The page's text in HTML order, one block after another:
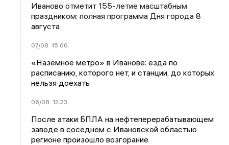
Иваново отметит 155-летие масштабным
праздником: полная программа Дня города 8
августа
07/08 15:00
«Наземное метро» в Иванове: езда по
расписанию, которого нет, и станции, до которых
нельзя доехать
06/08 12:23
После атаки БПЛА на нефтеперерабатывающем
заводе в соседнем с Ивановской областью
регионе произошло возгорание